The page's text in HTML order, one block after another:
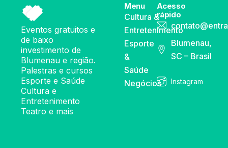
Eventos gratuitos e
de baixo
investimento de
Blumenau e região.
Palestras e cursos
Esporte e Saúde
Cultura e
Entretenimento
Teatro e mais
Menu
Cultura &
Entretenimento
Esporte
&
Saúde
Negócios
Acesso
rápido
Blumenau,
SC – Brasil
Instagram